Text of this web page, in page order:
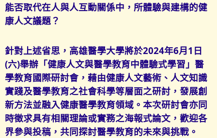
能否取代在人與人互動關係中，所體驗與建構的健
康人文議題？
針對上述省思，高雄醫學大學將於2024年6月1日
(六)舉辦「健康人文與醫學教育中體驗式學習」醫
學教育國際研討會，藉由健康人文藝術、人文知識
實踐及醫學教育之社會科學等層面之研討，發展創
新方法並融入健康醫學教育領域。本次研討會亦同
時徵求具有相關理論或實務之海報式論文，歡迎各
界參與投稿，共同探討醫學教育的未來與挑戰。